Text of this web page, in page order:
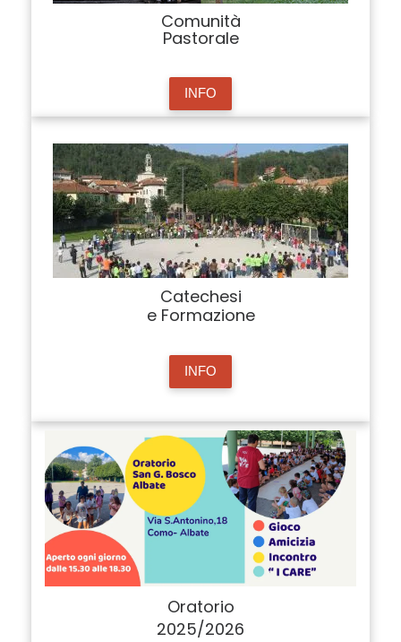
Comunità
Pastorale
INFO
Catechesi
e Formazione
INFO
Oratorio
2025/2026